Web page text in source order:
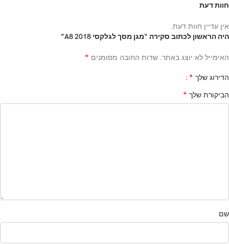
חוות דעת
אין עדיין חוות דעת.
היה הראשון לכתוב סקירה “מגן מסך לגלקסי A8 2018”
האימייל לא יוצג באתר. שדות החובה מסומנים *
הדירוג שלך *
הביקורת שלך *
שם